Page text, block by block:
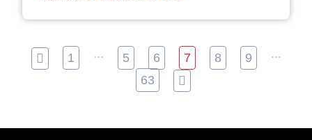
1 ... 5 6 7 8 9
...
63